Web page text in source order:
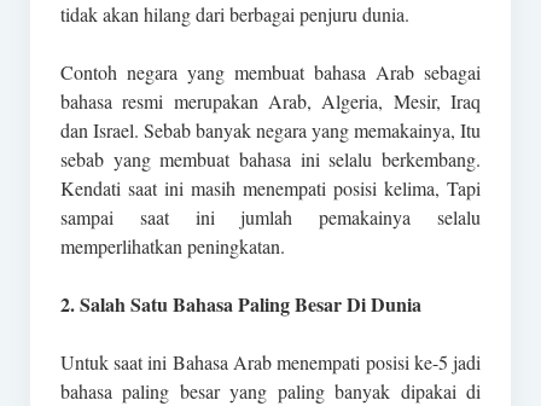
tidak akan hilang dari berbagai penjuru dunia.
Contoh negara yang membuat bahasa Arab sebagai
bahasa resmi merupakan Arab, Algeria, Mesir, Iraq
dan Israel. Sebab banyak negara yang memakainya, Itu
sebab yang membuat bahasa ini selalu berkembang.
Kendati saat ini masih menempati posisi kelima, Tapi
sampai saat ini jumlah pemakainya selalu
memperlihatkan peningkatan.
2. Salah Satu Bahasa Paling Besar Di Dunia
Untuk saat ini Bahasa Arab menempati posisi ke-5 jadi
bahasa paling besar yang paling banyak dipakai di